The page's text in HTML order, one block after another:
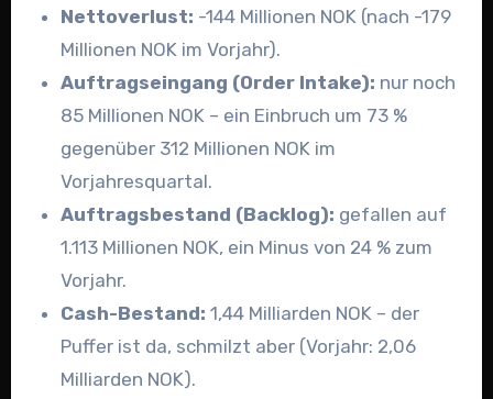
Nettoverlust: -144 Millionen NOK (nach -179
Millionen NOK im Vorjahr).
Auftragseingang (Order Intake): nur noch
85 Millionen NOK – ein Einbruch um 73 %
gegenüber 312 Millionen NOK im
Vorjahresquartal.
Auftragsbestand (Backlog): gefallen auf
1.113 Millionen NOK, ein Minus von 24 % zum
Vorjahr.
Cash-Bestand: 1,44 Milliarden NOK – der
Puffer ist da, schmilzt aber (Vorjahr: 2,06
Milliarden NOK).